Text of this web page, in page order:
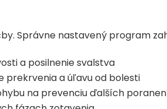
Správne nastavený program
a posilnenie svalstva
prekrvenia a úľavu od bolesti
na prevenciu ďalších